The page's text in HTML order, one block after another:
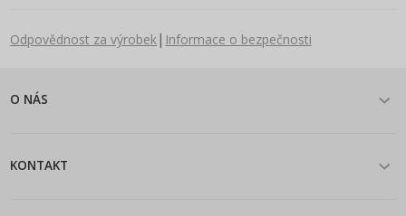
Odpovědnost za výrobek| Informace o bezpečnosti
O NÁS
KONTAKT